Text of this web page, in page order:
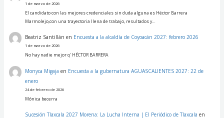
1 de marzo de 2026
El candidato con las mejores credenciales sin duda alguna es Héctor Barrera
Marmolejo,con una trayectoria llena de trabajo, resultados y…
Beatriz Santillán en Encuesta a la alcaldía de Coyoacán 2027: febrero 2026
1 de marzo de 2026
No hay nadie mejor q' HÉCTOR BARRERA
Monyca Migaja en Encuesta a la gubernatura AGUASCALIENTES 2027: 22 de
enero
24 de febrero de 2026
Mónica becerra
Sucesión Tlaxcala 2027 Morena: La Lucha Interna | El Periódico de Tlaxcala en